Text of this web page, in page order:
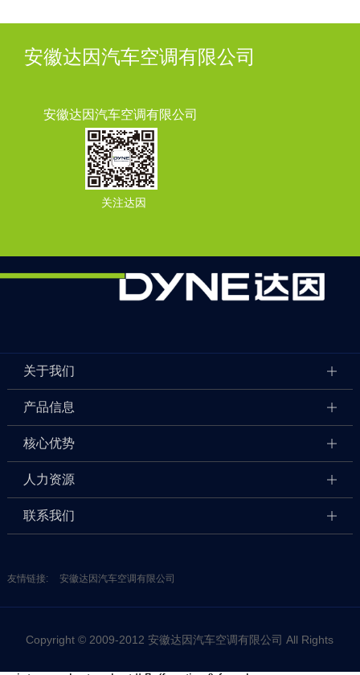
安徽达因汽车空调有限公司
安徽达因汽车空调有限公司
关注达因
关于我们
产品信息
核心优势
人力资源
联系我们
友情链接: 安徽达因汽车空调有限公司
Copyright © 2009-2012 安徽达因汽车空调有限公司 All Rights